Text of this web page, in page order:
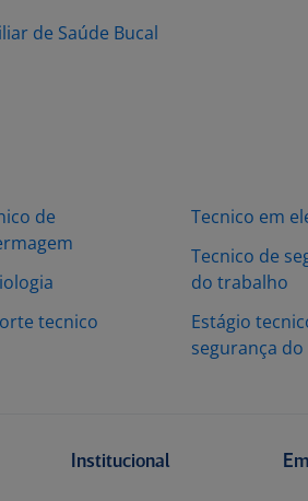
de Saúde Bucal
de
tecnico
Tecnico em
Tecnico de
do trabalho
Estágio
segurança
Institucional